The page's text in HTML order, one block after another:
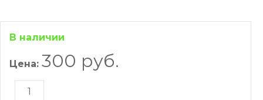
В наличии
Цена: 300 руб.